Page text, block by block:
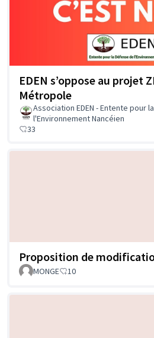
EDEN s’oppose au projet
Métropole
Association EDEN - Entente pour
l'Environnement Nancéien
33
Proposition de
MONGE 10